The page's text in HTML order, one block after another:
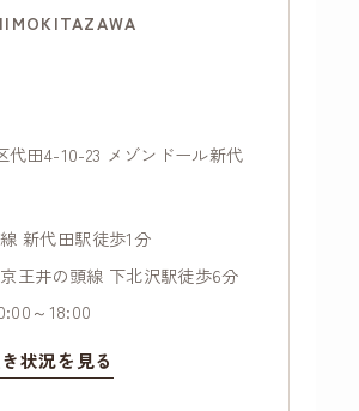
代田4-10-23 メゾンドール新代
新代田駅徒歩1分
王井の頭線 下北沢駅徒歩6分
～18:00
状況を見る